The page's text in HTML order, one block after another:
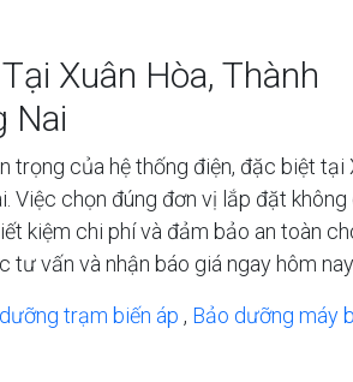
Xuân Hòa, Thành
Nai
trọng của hệ thống điện, đặc biệt tại
Việc chọn đúng đơn vị lắp đặt
kiệm chi phí và đảm bảo an toàn
vấn và nhận báo giá ngay hôm
trạm biến áp , Bảo dưỡng máy